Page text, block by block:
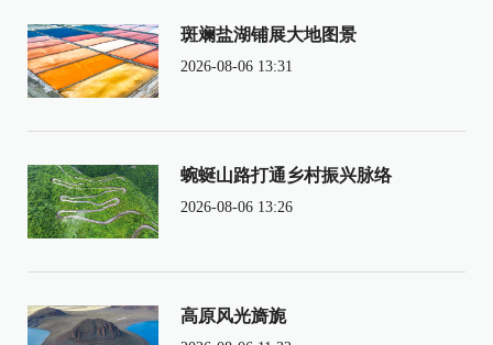
斑斓盐湖铺展大地图景
2026-08-06 13:31
蜿蜒山路打通乡村振兴脉络
2026-08-06 13:26
高原风光旖旎